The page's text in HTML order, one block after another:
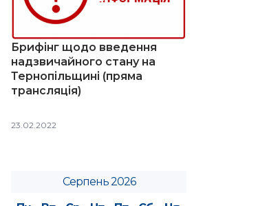
Брифінг щодо введення
надзвичайного стану на
Тернопільщині (пряма
трансляція)
23.02.2022
Серпень 2026